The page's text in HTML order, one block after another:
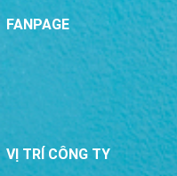
FANPAGE
VỊ TRÍ CÔNG TY